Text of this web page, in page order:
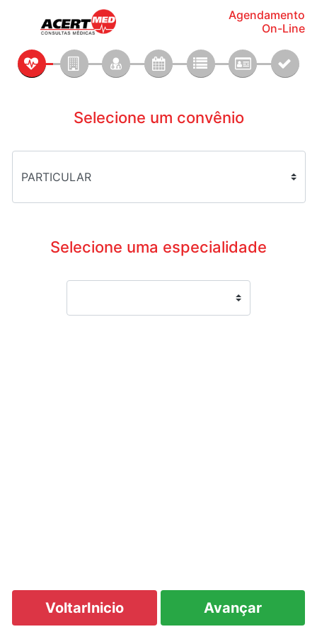
Agendamento
On-Line
Selecione um convênio
Selecione uma especialidade
VoltarInicio Avançar